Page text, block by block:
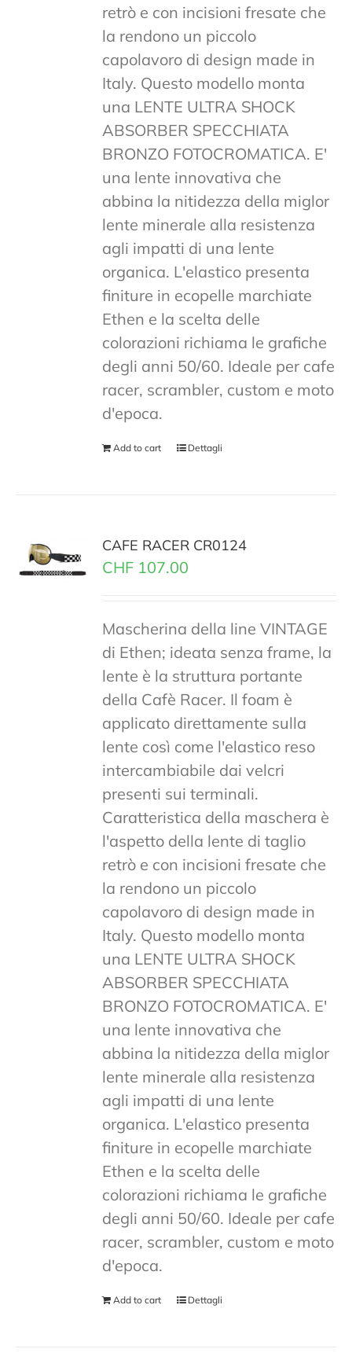
retrò e con incisioni fresate che
la rendono un piccolo
capolavoro di design made in
Italy. Questo modello monta
una LENTE ULTRA SHOCK
ABSORBER SPECCHIATA
BRONZO FOTOCROMATICA. E'
una lente innovativa che
abbina la nitidezza della miglor
lente minerale alla resistenza
agli impatti di una lente
organica. L'elastico presenta
finiture in ecopelle marchiate
Ethen e la scelta delle
colorazioni richiama le grafiche
degli anni 50/60. Ideale per cafe
racer, scrambler, custom e moto
d'epoca.
Add to cart Dettagli
CAFE RACER CR0124
CHF 107.00
Mascherina della line VINTAGE
di Ethen; ideata senza frame, la
lente è la struttura portante
della Cafè Racer. Il foam è
applicato direttamente sulla
lente così come l'elastico reso
intercambiabile dai velcri
presenti sui terminali.
Caratteristica della maschera è
l'aspetto della lente di taglio
retrò e con incisioni fresate che
la rendono un piccolo
capolavoro di design made in
Italy. Questo modello monta
una LENTE ULTRA SHOCK
ABSORBER SPECCHIATA
BRONZO FOTOCROMATICA. E'
una lente innovativa che
abbina la nitidezza della miglor
lente minerale alla resistenza
agli impatti di una lente
organica. L'elastico presenta
finiture in ecopelle marchiate
Ethen e la scelta delle
colorazioni richiama le grafiche
degli anni 50/60. Ideale per cafe
racer, scrambler, custom e moto
d'epoca.
Add to cart Dettagli